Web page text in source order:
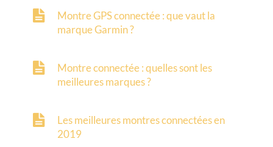
Montre GPS connectée : que vaut la
marque Garmin ?
Montre connectée : quelles sont les
meilleures marques ?
Les meilleures montres connectées en
2019